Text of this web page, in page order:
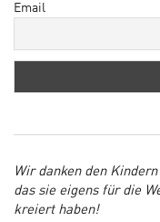
Email
Wir danken den
das sie eigens für die
kreiert haben!